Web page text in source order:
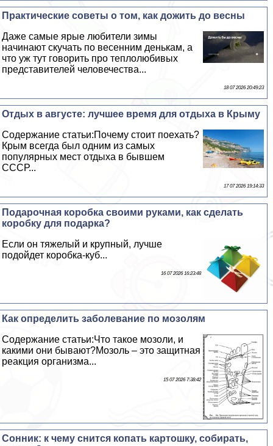
Пpaктические советы о том, как дожить до весны
Даже самые ярые любители зимы
начинают скучать по весенним денькам, а
что уж тут говорить про теплолюбивых
представителей человечества...
18 07 2026 20:49:23
Отдых в августе: лучшее время для отдыха в Крыму
Содержание статьи:Почему стоит поехать?
Крым всегда был одним из самых
популярных мест отдыха в бывшем
СССР...
17 07 2026 19:14:33
Подарочная коробка своими руками, как сделать
коробку для подарка?
Если он тяжелый и крупный, лучше
подойдет коробка-куб...
16 07 2026 16:23:48
Как определить заболевание по мозолям
Содержание статьи:Что такое мозоли, и
какими они бывают?Мозоль – это защитная
реакция организма...
15 07 2026 7:38:42
Сонник: к чему снится копать картошку, собирать,